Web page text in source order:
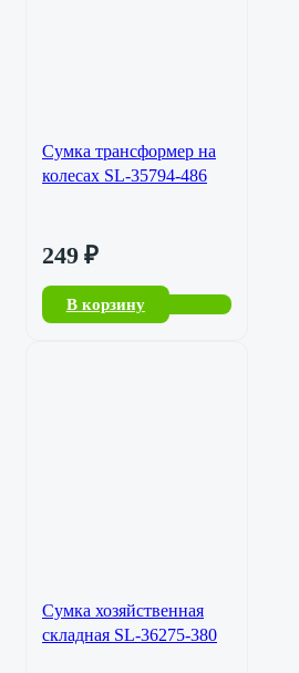
Сумка трансформер на
колесах SL-35794-486
249 ₽
В корзину
Сумка хозяйственная
складная SL-36275-380